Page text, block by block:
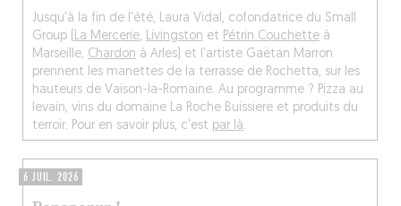
Jusqu'à la fin de l'été, Laura Vidal, cofondatrice du Small
Group ( La Mercerie, Livingston et Pétrin Couchetteà
Marseille, Chardon à Arles) et l'artiste Gaëtan Marron
prennent les manettes de la terrasse de Rochetta, sur les
hauteurs de Vaison-la-Romaine. Au programme ? Pizza au
levain, vins du domaine La Roche Buissiere et produits du
terroir. Pour en savoir plus, c'est par là.
6 JUIL. 2026